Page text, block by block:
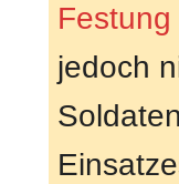
jedoch